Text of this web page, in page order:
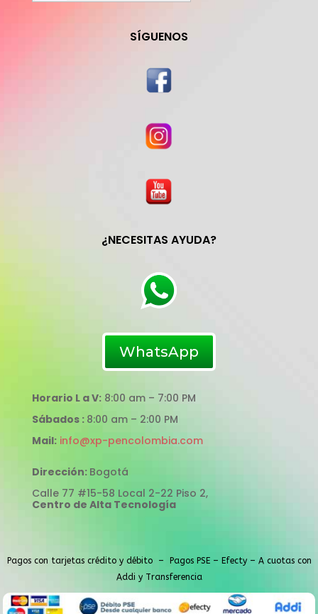
SÍGUENOS
¿NECESITAS AYUDA?
WhatsApp
Horario L a V:8:00 am – 7:00 PM
Sábados : 8:00 am – 2:00 PM
Mail: info@xp-pencolombia.com
Dirección: Bogotá
Calle 77 #15-58 Local 2-22 Piso 2,
Centro de Alta Tecnología
Pagos con tarjetas crédito y débito – Pagos PSE – Efecty – A cuotas con
Addi y Transferencia